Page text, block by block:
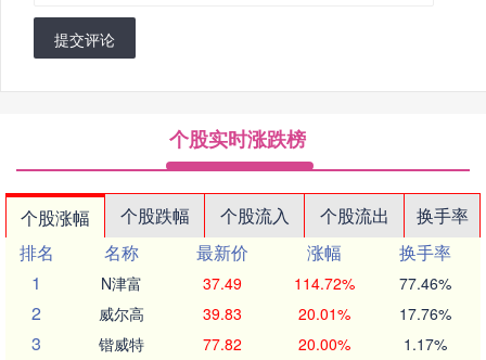
提交评论
个股实时涨跌榜
个股涨幅 个股跌幅 个股流入 个股流出
换手率
排名
名称 最新价 涨幅
换手率
1
N津富 37.49 114.72% 77.46%
2 威尔高 39.83 20.01% 17.76%
3 锴威特 77.82 20.00% 1.17%